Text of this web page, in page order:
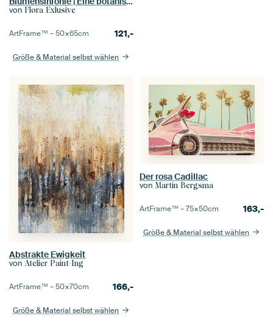
von Flora Exlusive
ArtFrame™ –50×65cm 121,-
Größe & Material selbst wählen
Abstrakte Ewigkeit
von Atelier Paint-Ing
ArtFrame™ –50×70cm 166,-
Größe & Material selbst wählen
Der rosa Cadillac
von Martin Bergsma
ArtFrame™ –75×50cm 163,-
Größe & Material selbst wählen